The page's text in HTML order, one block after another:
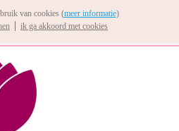
van cookies (meer informatie)
ik ga akkoord met cookies